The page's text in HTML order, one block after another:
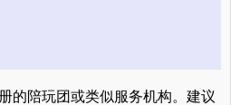
的陪玩团或类似服务机构。建议